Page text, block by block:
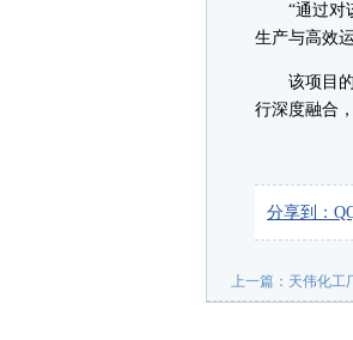
“通过对该
生产与高效
该项目的
行深度融合
分享到：
上一篇： 天伟化工